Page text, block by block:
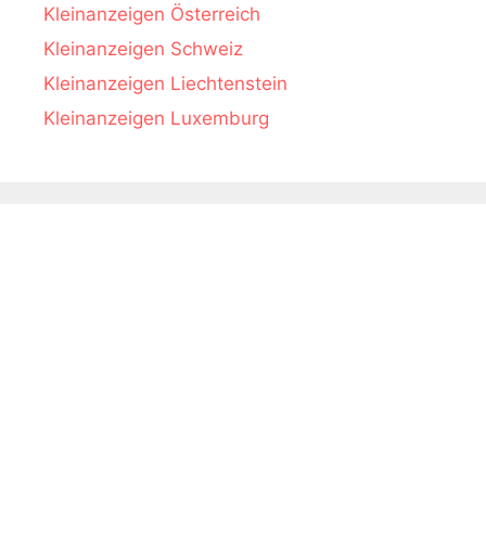
Kleinanzeigen Österreich
Kleinanzeigen Schweiz
Kleinanzeigen Liechtenstein
Kleinanzeigen Luxemburg